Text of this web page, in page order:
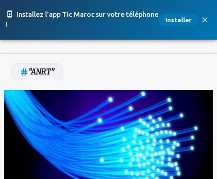
Installez l'app Tic Maroc sur votre téléphone
!
Installer
Accéder au contenu principal
ANRT
A